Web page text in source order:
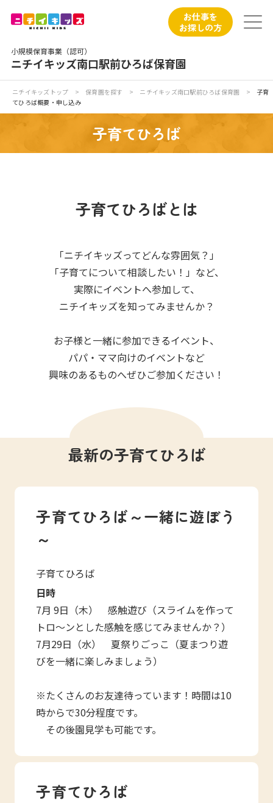
小規模保育事業（認可）
ニチイキッズ南口駅前ひろば保育園
お仕事を
お探しの方
ニチイが大切にしていること
写真販売サービス
お仕事をお探しの方
よくあるご質問
保育園に関するお問い合わせ
プライバシーポリシー サイトのご利用について
サイトマップ ニチイ学館オフィシャルサイト
ニチイキッズトップ > 保育園を探す > ニチイキッズ南口駅前ひろば保育園 >
子育
てひろば概要・申し込み
子育てひろば
子育てひろばとは
「ニチイキッズってどんな雰囲気？」
「子育てについて相談したい！」など、
実際にイベントへ参加して、
ニチイキッズを知ってみませんか？
お子様と一緒に参加できるイベント、
パパ・ママ向けのイベントなど
興味のあるものへぜひご参加ください！
最新の子育てひろば
子育てひろば～一緒に遊ぼう
～
子育てひろば
日時
7月 9日（木） 感触遊び（スライムを作って
トロ～ンとした感触を感じてみませんか？）
7月29日（水） 夏祭りごっこ（夏まつり遊
びを一緒に楽しみましょう）
※たくさんのお友達待っています！時間は10
時からで30分程度です。
その後園見学も可能です。
子育てひろば